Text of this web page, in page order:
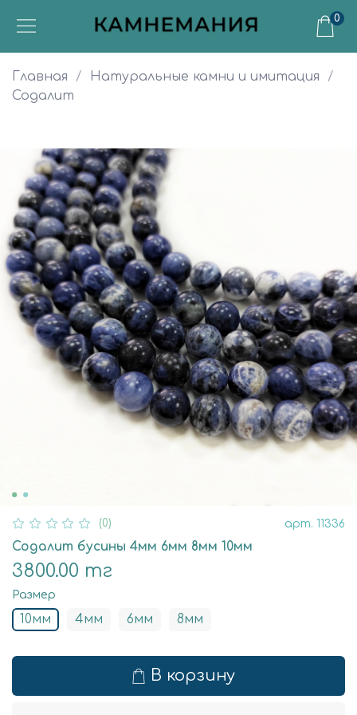
0
Главная
Натуральные камни и имитация
Содалит
(0) арт. 11336
Содалит бусины 4мм 6мм 8мм 10мм
3800.00 тг
Размер
10мм 4мм 6мм 8мм
В корзину